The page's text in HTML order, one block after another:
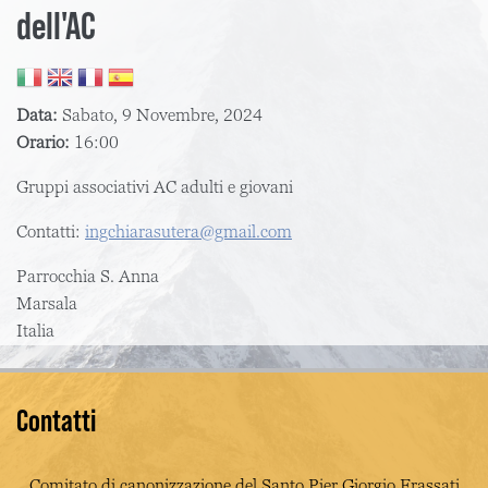
dell'AC
Data: Sabato, 9 Novembre, 2024
Orario: 16:00
Gruppi associativi AC adulti e giovani
Contatti: ingchiarasutera@gmail.com
Parrocchia S. Anna
Marsala
Italia
Contatti